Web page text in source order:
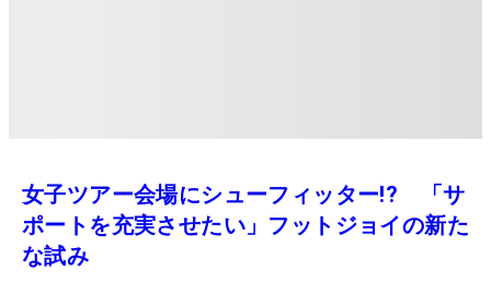
女子ツアー会場にシューフィッター!? 「サ
ポートを充実させたい」フットジョイの新た
な試み